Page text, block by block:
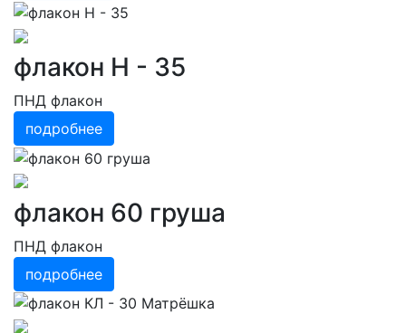
флакон Н - 35
ПНД флакон
подробнее
флакон 60 груша
ПНД флакон
подробнее